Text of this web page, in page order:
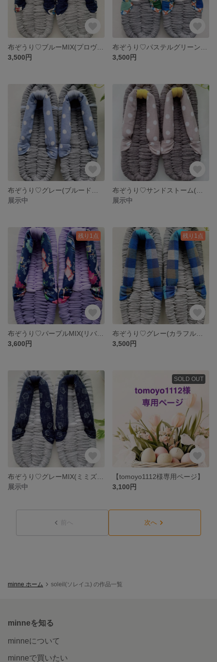
3,500円
3,500円
展示中
展示中
残り1点
3,600円
残り1点
3,500円
展示中
SOLD OUT
【tomoyo1112様専用ページ】
3,100円
前へ 次へ
minne ホーム soleil(ソレイユ) の作品一覧
minneを知る
minneについて
minneで買いたい